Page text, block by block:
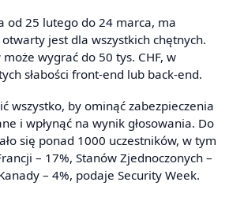
od 25 lutego do 24 marca, ma
jest dla wszystkich chętnych.
wygrać do 50 tys. CHF, w
słabości front-end lub back-end.
wszystko, by ominąć zabezpieczenia
i wpłynąć na wynik głosowania. Do
się ponad 1000 uczestników, w tym
– 17%, Stanów Zjednoczonych –
– 4%, podaje Security Week.